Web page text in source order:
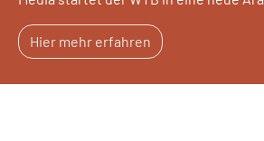
Hier mehr erfahren